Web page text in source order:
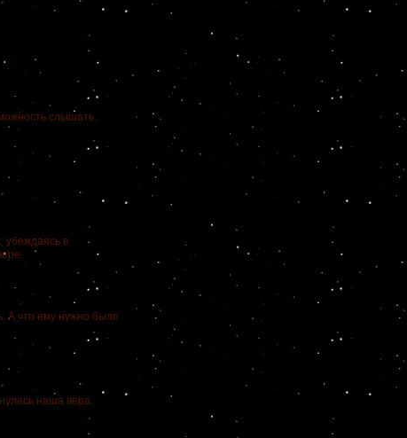
слышать.
убеждаясь в
А что ему нужно было
наша вера.